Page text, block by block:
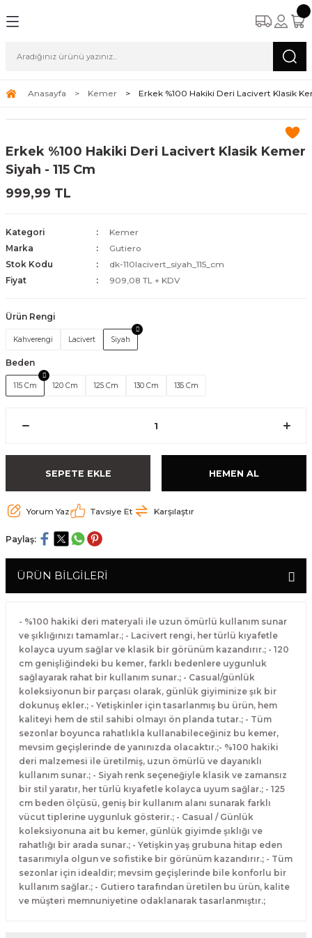
Anasayfa Kemer Erkek %100 Hakiki Deri Lacivert Klasik
Erkek %100 Hakiki Deri Lacivert Klasik Kemer
Siyah - 115 Cm
999,99 TL
Kategori
Kemer
Marka
Gutiero
Stok Kodu
dk-110lacivert_siyah_115_cm
Fiyat
909,08 TL + KDV
Ürün Rengi
Kahverengi Lacivert Siyah
Beden
115 Cm 120 Cm 125 Cm 130 Cm 135 Cm
SEPETE EKLE HEMEN AL
Yorum Yaz Tavsiye Et Karşılaştır
Paylaş:
ÜRÜN BİLGİLERİ
- %100 hakiki deri materyali ile uzun ömürlü kullanım sunar
ve şıklığınızı tamamlar.; - Lacivert rengi, her türlü kıyafetle
kolayca uyum sağlar ve klasik bir görünüm kazandırır.; - 120
cm genişliğindeki bu kemer, farklı bedenlere uygunluk
sağlayarak rahat bir kullanım sunar.; - Casual/günlük
koleksiyonun bir parçası olarak, günlük giyiminize şık bir
dokunuş ekler.; - Yetişkinler için tasarlanmış bu ürün, hem
kaliteyi hem de stil sahibi olmayı ön planda tutar.; - Tüm
sezonlar boyunca rahatlıkla kullanabileceğiniz bu kemer,
mevsim geçişlerinde de yanınızda olacaktır.;- %100 hakiki
deri malzemesi ile üretilmiş, uzun ömürlü ve dayanıklı
kullanım sunar.; - Siyah renk seçeneğiyle klasik ve zamansız
bir stil yaratır, her türlü kıyafetle kolayca uyum sağlar.; - 125
cm beden ölçüsü, geniş bir kullanım alanı sunarak farklı
vücut tiplerine uygunluk gösterir.; - Casual / Günlük
koleksiyonuna ait bu kemer, günlük giyimde şıklığı ve
rahatlığı bir arada sunar.; - Yetişkin yaş grubuna hitap eden
tasarımıyla olgun ve sofistike bir görünüm kazandırır.; - Tüm
sezonlar için idealdir; mevsim geçişlerinde bile konforlu bir
kullanım sağlar.; - Gutiero tarafından üretilen bu ürün, kalite
ve müşteri memnuniyetine odaklanarak tasarlanmıştır.;